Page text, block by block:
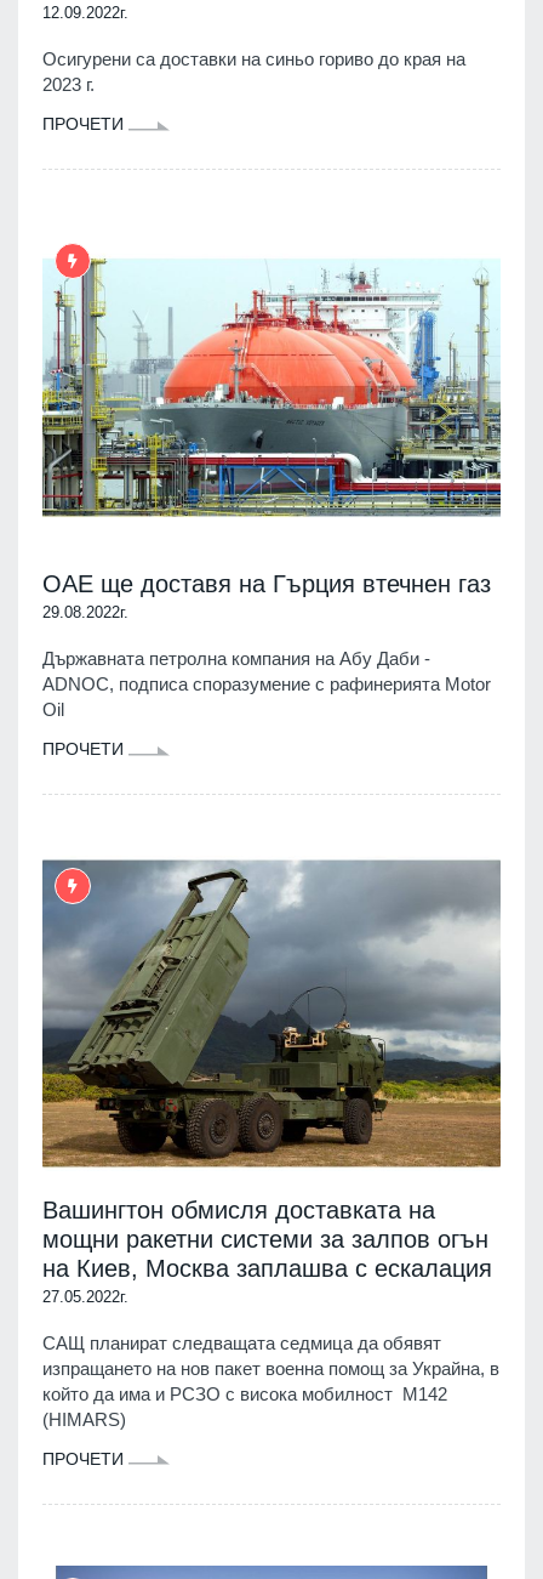
12.09.2022г.
Осигурени са доставки на синьо гориво до края на
2023 г.
ПРОЧЕТИ
OAE ще доставя на Гърция втечнен газ
29.08.2022г.
Държавната петролна компания на Абу Даби -
ADNOC, подписа споразумение с рафинерията Motor
Oil
ПРОЧЕТИ
Вашингтон обмисля доставката на
мощни ракетни системи за залпов огън
на Киев, Москва заплашва с ескалация
27.05.2022г.
САЩ планират следващата седмица да обявят
изпращането на нов пакет военна помощ за Украйна, в
който да има и РСЗО с висока мобилност M142
(HIMARS)
ПРОЧЕТИ